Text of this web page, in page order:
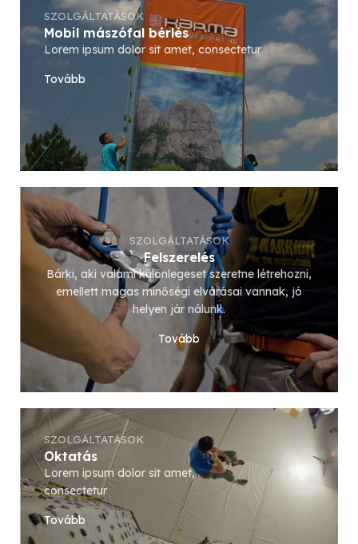
SZOLGÁLTATÁSOK
Mobil mászófal bérlés
Lorem ipsum dolor sit amet, consectetur
Tovább
SZOLGÁLTATÁSOK
Felszerelés
Bárki, aki valami különlegeset szeretne létrehozni,
emellett magas minőségi elvárásai vannak, jó
helyen jár nálunk.
Tovább
SZOLGÁLTATÁSOK
Oktatás
Lorem ipsum dolor sit amet,
consectetur
Tovább